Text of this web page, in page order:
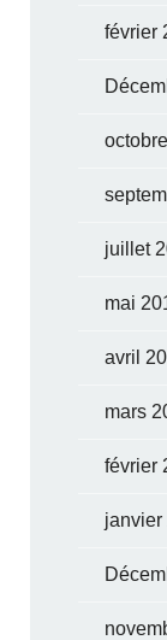
février
juillet
mai
avril
mars
février
janvier